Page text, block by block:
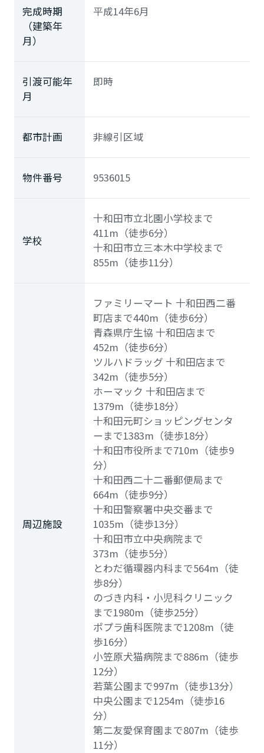
完成時期
（建築年
月）
平成14年6月
引渡可能年
月
即時
都市計画 非線引区域
物件番号 9536015
学校
十和田市立北園小学校まで
411m（徒歩6分）
十和田市立三本木中学校まで
855m（徒歩11分）
周辺施設
ファミリーマート 十和田西二番
町店まで440m（徒歩6分）
青森県庁生協 十和田店まで
452m（徒歩6分）
ツルハドラッグ 十和田店まで
342m（徒歩5分）
ホーマック 十和田店まで
1379m（徒歩18分）
十和田元町ショッピングセンタ
ーまで1383m（徒歩18分）
十和田市役所まで710m（徒歩9
分）
十和田西二十二番郵便局まで
664m（徒歩9分）
十和田警察署中央交番まで
1035m（徒歩13分）
十和田市立中央病院まで
373m（徒歩5分）
とわだ循環器内科まで564m（徒
歩8分）
のづき内科・小児科クリニック
まで1980m（徒歩25分）
ポプラ歯科医院まで1208m（徒
歩16分）
小笠原犬猫病院まで886m（徒歩
12分）
若葉公園まで997m（徒歩13分）
中央公園まで1254m（徒歩16
分）
第二友愛保育園まで807m（徒歩
11分）